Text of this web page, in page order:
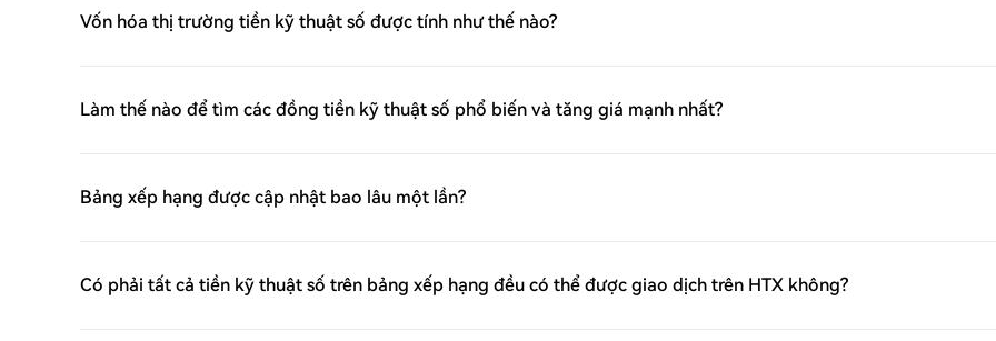
Vốn hóa thị trường tiền kỹ thuật số được tính như thế nào?
Làm thế nào để tìm các đồng tiền kỹ thuật số phổ biến và tăng giá mạnh nhất?
Bảng xếp hạng được cập nhật bao lâu một lần?
Có phải tất cả tiền kỹ thuật số trên bảng xếp hạng đều có thể được giao dịch trên HTX không?